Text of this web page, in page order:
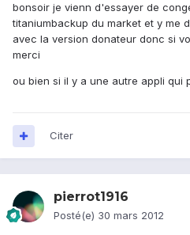
bonsoir je vienn d'essayer de
titaniumbackup du market et y me
avec la version donateur donc si
merci
ou bien si il y a une autre appli qui
Citer
pierrot1916
Posté(e) 30 mars 2012